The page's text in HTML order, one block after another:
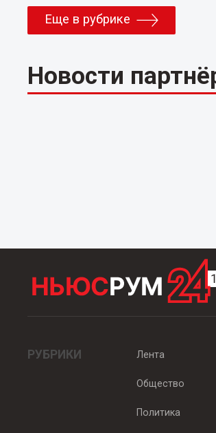
Еще в рубрике
Новости
РУБРИКИ Лента
Общество
Политика